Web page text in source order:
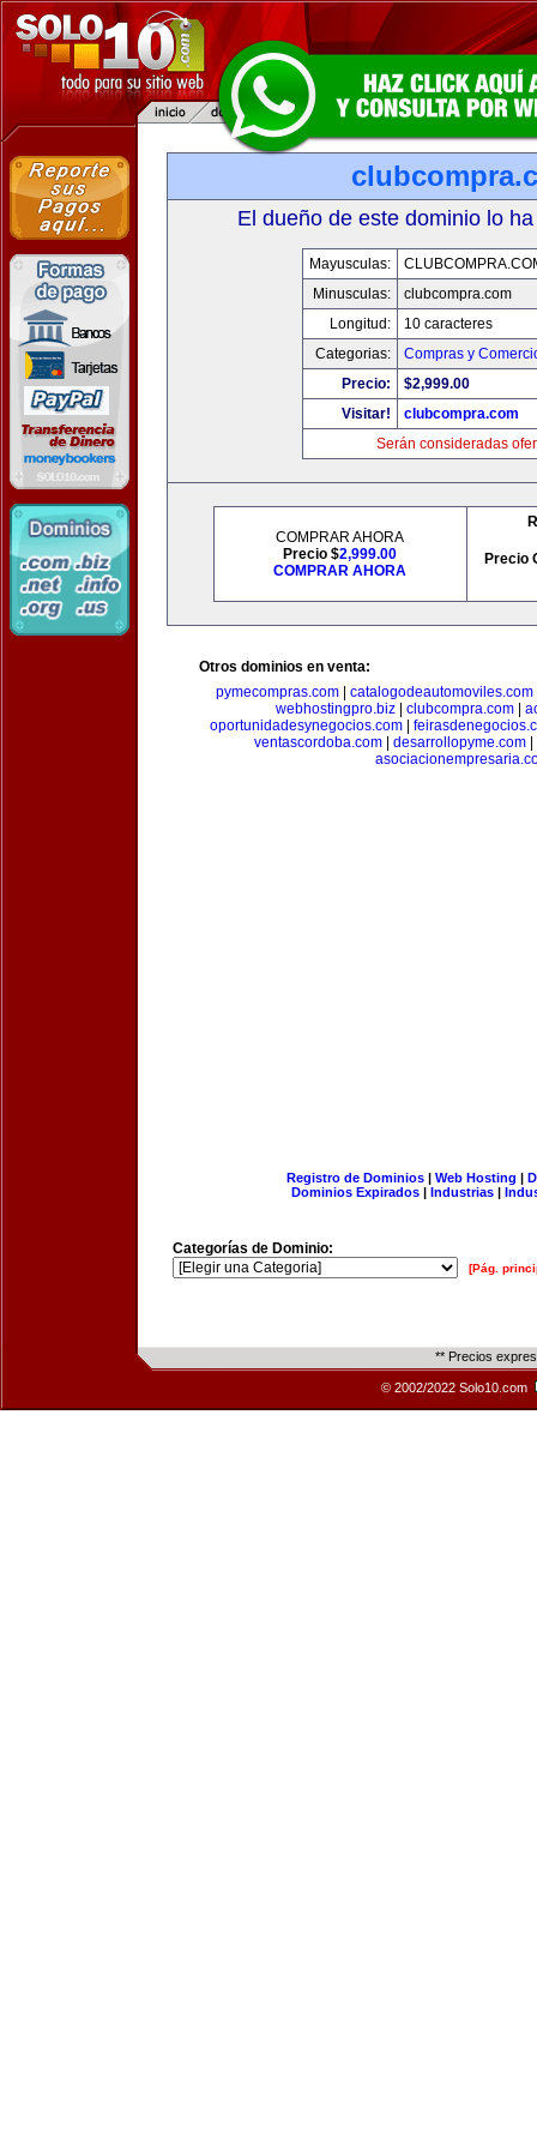
El dueño de este dominio lo
Mayusculas:
Minusculas:
clubcompra.com
Longitud:
10 caracteres
Categorias:
Compras y
Precio:
$2,999.00
Visitar!
clubcompra.com
Serán consideradas
COMPRAR AHORA
Precio $2,999.00
COMPRAR AHORA
Precio
Otros dominios en venta:
pymecompras.com| catalogodeautomoviles.com
webhostingpro.biz| clubcompra.com|
oportunidadesynegocios.com|
ventascordoba.com| desarrollopyme.com|
Registro de Dominios| Web Hosting |
Dominios Expirados | Industrias |
Categorías de Dominio:
[Pág.
** Precios
© 2002/2022 Solo10.com